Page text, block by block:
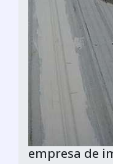
empresa de